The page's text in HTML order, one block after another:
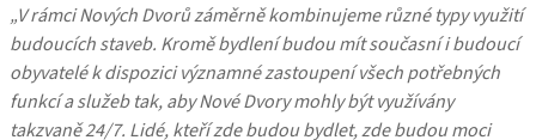
„V rámci Nových Dvorů záměrně kombinujeme různé typy využití
budoucích staveb. Kromě bydlení budou mít současní i budoucí
obyvatelé k dispozici významné zastoupení všech potřebných
funkcí a služeb tak, aby Nové Dvory mohly být využívány
takzvaně 24/7. Lidé, kteří zde budou bydlet, zde budou moci